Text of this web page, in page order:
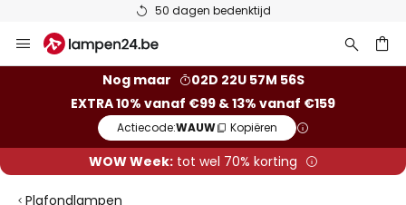
50 dagen bedenktijd
naar
Nog maar
02D 22U 57M 55S
EXTRA 10% vanaf €99 & 13% vanaf €159
Actiecode:WAUW Kopiëren
WOW Week:tot wel 70% korting
Plafondlampen